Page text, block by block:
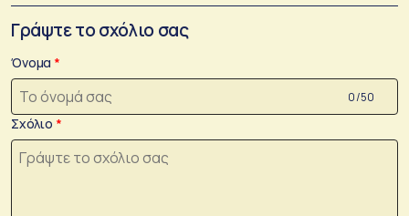
Γράψτε το σχόλιο σας
Όνομα
0 /50
Σχόλιο